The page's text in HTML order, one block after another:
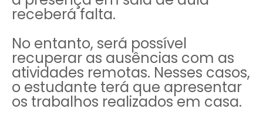
receberá falta.
No entanto, será possível
recuperar as ausências com as
atividades remotas. Nesses casos,
o estudante terá que apresentar
os trabalhos realizados em casa.